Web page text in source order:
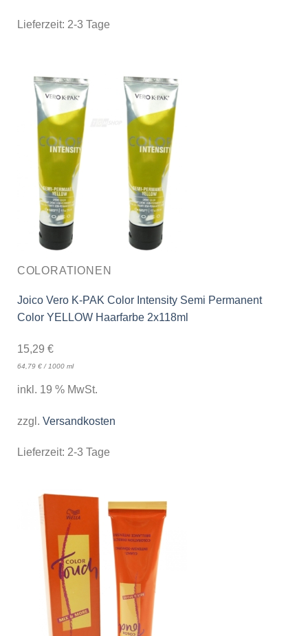
Lieferzeit: 2-3 Tage
COLORATIONEN
Joico Vero K-PAK Color Intensity Semi Permanent
Color YELLOW Haarfarbe 2x118ml
15,29 €
64,79 €/ 1000 ml
inkl. 19 % MwSt.
zzgl. Versandkosten
Lieferzeit: 2-3 Tage